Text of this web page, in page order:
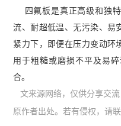
四氟板是真正高级和独
流、耐超低温、无污染、易
紧力下，即便在压力变动环
用于粗糙或磨损不平及易
合。
文来源网络，仅供分享交
原作者出处。若有侵权，请联